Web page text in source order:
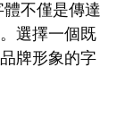
不僅是傳達
選擇一個既
牌形象的字